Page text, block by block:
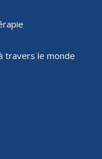
travers le monde